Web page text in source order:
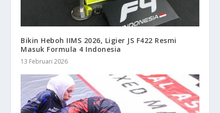
Bikin Heboh IIMS 2026, Ligier JS F422 Resmi
Masuk Formula 4 Indonesia
13 Februari 2026